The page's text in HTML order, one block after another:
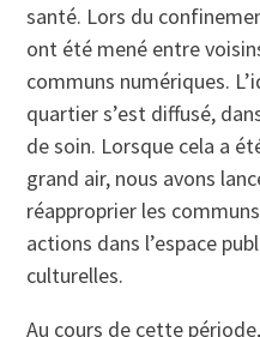
santé. Lors du
ont été mené entre
communs numériques.
quartier s’est diffusé,
de soin. Lorsque cela a
grand air, nous avons
réapproprier les
actions dans l’espace
culturelles.
Au cours de cette